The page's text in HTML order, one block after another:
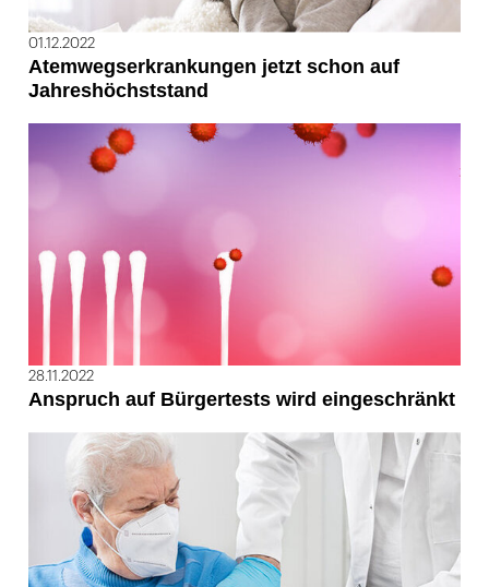
01.12.2022
Atemwegserkrankungen jetzt schon auf
Jahreshöchststand
28.11.2022
Anspruch auf Bürgertests wird eingeschränkt